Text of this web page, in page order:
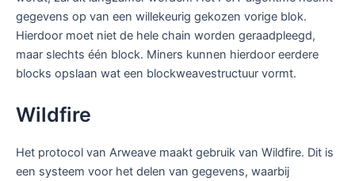
gegevens op van een willekeurig gekozen vorige blok.
Hierdoor moet niet de hele chain worden geraadpleegd,
maar slechts één block. Miners kunnen hierdoor eerdere
blocks opslaan wat een blockweavestructuur vormt.
Wildfire
Het protocol van Arweave maakt gebruik van Wildfire. Dit is
een systeem voor het delen van gegevens, waarbij